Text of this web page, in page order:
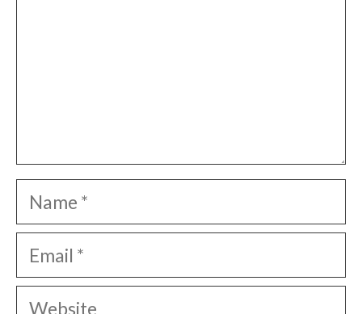
Name
Email
Website